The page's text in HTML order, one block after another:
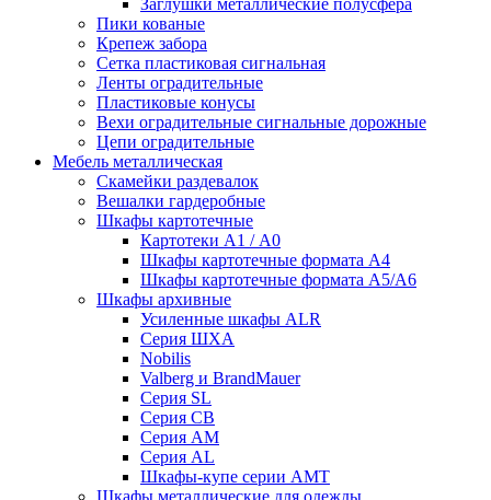
Заглушки металлические полусфера
Пики кованые
Крепеж забора
Сетка пластиковая сигнальная
Ленты оградительные
Пластиковые конусы
Вехи оградительные сигнальные дорожные
Цепи оградительные
Мебель металлическая
Скамейки раздевалок
Вешалки гардеробные
Шкафы картотечные
Картотеки А1 / А0
Шкафы картотечные формата А4
Шкафы картотечные формата А5/А6
Шкафы архивные
Усиленные шкафы ALR
Серия ШХА
Nobilis
Valberg и BrandMauer
Cерия SL
Серия СВ
Серия АМ
Серия AL
Шкафы-купе серии AMT
Шкафы металлические для одежды